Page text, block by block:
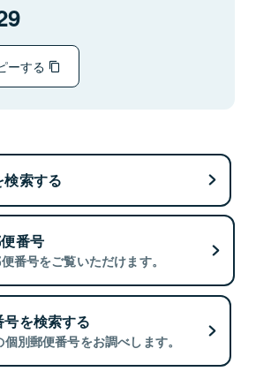
ーする
索する
番号
番号をご覧いただけます。
を検索する
別郵便番号をお調べします。